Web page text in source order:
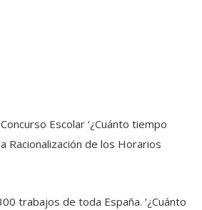
Escolar ‘¿Cuánto tiempo
Racionalización de los Horarios
trabajos de toda España. ‘¿Cuánto